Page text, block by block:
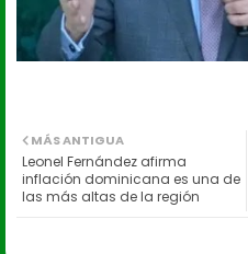
MÁS ANTIGUA
Leonel Fernández afirma
inflación dominicana es una de
las más altas de la región